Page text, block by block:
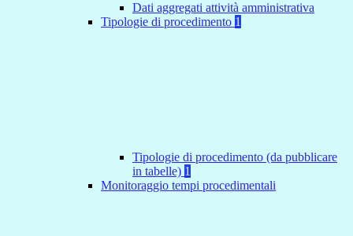
Dati aggregati attività amministrativa
Tipologie di procedimento 1
Tipologie di procedimento (da pubblicare
in tabelle) 1
Monitoraggio tempi procedimentali